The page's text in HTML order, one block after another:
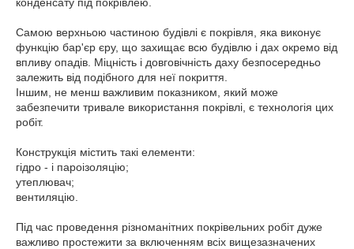
Самою верхньою частиною будівлі є покрівля, яка виконує
функцію бар'єр єру, що захищає всю будівлю і дах окремо від
впливу опадів. Міцність і довговічність даху безпосередньо
залежить від подібного для неї покриття.
Іншим, не менш важливим показником, який може
забезпечити тривале використання покрівлі, є технологія цих
робіт.
Конструкція містить такі елементи:
гідро - і пароізоляцію;
утеплювач;
вентиляцію.
Під час проведення різноманітних покрівельних робіт дуже
важливо простежити за включенням всіх вищезазначених